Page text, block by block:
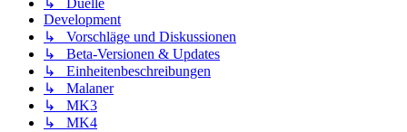
↳ Duelle
Development
↳ Vorschläge und Diskussionen
↳ Beta-Versionen & Updates
↳ Einheitenbeschreibungen
↳ Malaner
↳ MK3
↳ MK4